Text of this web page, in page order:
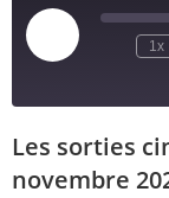
1x
RSS FEED
SHARE
Les sorties
novembre